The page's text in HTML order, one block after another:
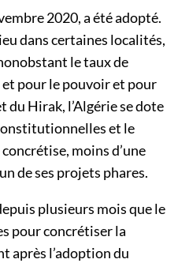
2020, a été adopté.
dans certaines localités,
le taux de
pour le pouvoir et pour
du Hirak, l’Algérie se dote
et le
moins d’une
de ses projets phares.
plusieurs mois que le
pour concrétiser la
après l’adoption du